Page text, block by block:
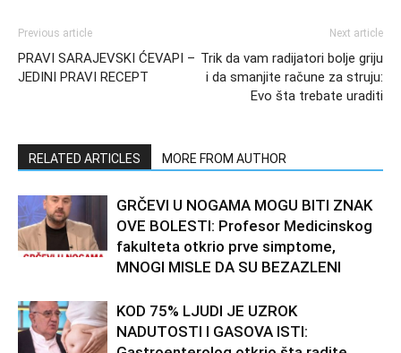
Previous article
PRAVI SARAJEVSKI ĆEVAPI –
JEDINI PRAVI RECEPT
Next article
Trik da vam radijatori bolje griju
i da smanjite račune za struju:
Evo šta trebate uraditi
RELATED ARTICLES MORE FROM AUTHOR
GRČEVI U NOGAMA MOGU BITI ZNAK
OVE BOLESTI: Profesor Medicinskog
fakulteta otkrio prve simptome,
MNOGI MISLE DA SU BEZAZLENI
KOD 75% LJUDI JE UZROK
NADUTOSTI I GASOVA ISTI: